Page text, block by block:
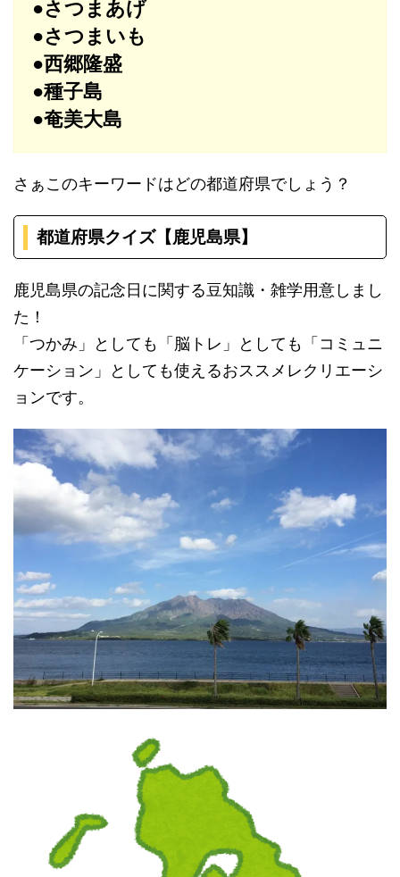
●さつまあげ
●さつまいも
●西郷隆盛
●種子島
●奄美大島
さぁこのキーワードはどの都道府県でしょう？
都道府県クイズ【鹿児島県】
鹿児島県の記念日に関する豆知識・雑学用意しまし
た！
「つかみ」としても「脳トレ」としても「コミュニ
ケーション」としても使えるおススメレクリエーシ
ョンです。